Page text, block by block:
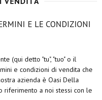
E LE CONDIZIONI
(qui detto "tu", "tuo" o il
e condizioni di vendita che
azienda è Oasi Della
riferimento a noi stessi con le